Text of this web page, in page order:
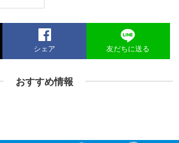
シェア 友だちに送る
おすすめ情報